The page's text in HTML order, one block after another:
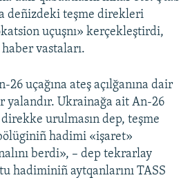
deñizdeki teşme direkleri
uçuşnı» kerçekleştirdi,
vastaları.
26 uçağına ateş açılğanına dair
yalandır. Ukrainağa ait An-26
urulmasın dep, teşme
hadimi «işaret»
berdi», – dep tekrarlay
hadiminiñ aytqanlarını TASS